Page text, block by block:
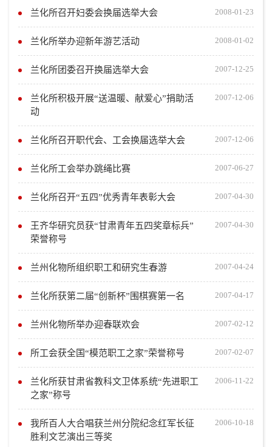
兰化所召开妇委会换届选举大会 2008-01-23
兰化所举办迎新年游艺活动 2008-01-02
兰化所团委召开换届选举大会 2007-12-25
兰化所积极开展“送温暖、献爱心”捐助活
动
2007-12-06
兰化所召开职代会、工会换届选举大会 2007-12-06
兰化所工会举办跳绳比赛 2007-06-27
兰化所召开“五四”优秀青年表彰大会 2007-04-30
王齐华研究员获“甘肃青年五四奖章标兵”
荣誉称号
2007-04-30
兰州化物所组织职工和研究生春游 2007-04-24
兰化所获第二届“创新杯”围棋赛第一名 2007-04-17
兰州化物所举办迎春联欢会 2007-02-12
所工会获全国“模范职工之家”荣誉称号 2007-02-07
兰化所获甘肃省教科文卫体系统“先进职工
之家”称号
2006-11-22
我所百人大合唱获兰州分院纪念红军长征
胜利文艺演出三等奖
2006-10-18